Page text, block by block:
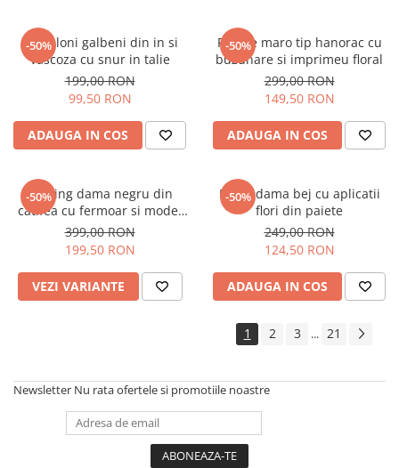
-50%
Pantaloni galbeni din in si
vascoza cu snur in talie
199,00 RON
99,50 RON
ADAUGA IN COS
-50%
Rochie maro tip hanorac cu
buzunare si imprimeu floral
299,00 RON
149,50 RON
ADAUGA IN COS
-50%
Trening dama negru din
catifea cu fermoar si model
pe jacheta
399,00 RON
199,50 RON
VEZI VARIANTE
-50%
Bluza dama bej cu aplicatii
flori din paiete
249,00 RON
124,50 RON
ADAUGA IN COS
1 2 3 ... 21
Newsletter Nu rata ofertele si promotiile noastre